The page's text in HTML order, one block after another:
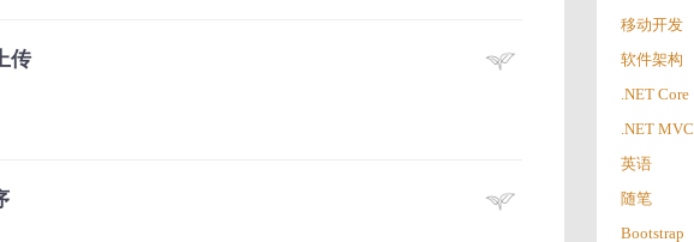
传
移动开发
软件架构
.NET Core
.NET MVC
英语
随笔
Bootstrap